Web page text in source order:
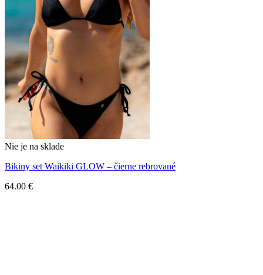
Nie je na sklade
Bikiny set Waikiki GLOW – čierne rebrované
64.00 €